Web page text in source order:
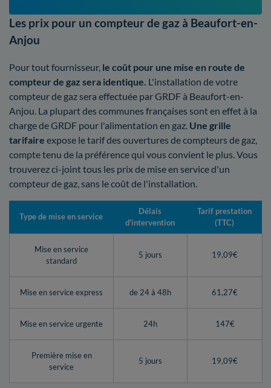
Les prix pour un compteur de gaz à Beaufort-en-
Anjou
Pour tout fournisseur, le coût pour une mise en route de
compteur de gaz sera identique. L'installation de votre
compteur de gaz sera effectuée par GRDF à Beaufort-en-
Anjou. La plupart des communes françaises sont en effet à la
charge de GRDF pour l'alimentation en gaz. Une grille
tarifaire expose le tarif des ouvertures de compteurs de gaz,
compte tenu de la préférence qui vous convient le plus. Vous
trouverez ci-joint tous les prix de mise en service d'un
compteur de gaz, sans le coût de l'installation.
Type de mise en service
Délais
d'intervention
Tarif prestation
(TTC)
Mise en service
standard
5 jours 19,09€
Mise en service express de 24 à 48h 61,27€
Mise en service urgente 24h 147€
Première mise en
service
5 jours 19,09€